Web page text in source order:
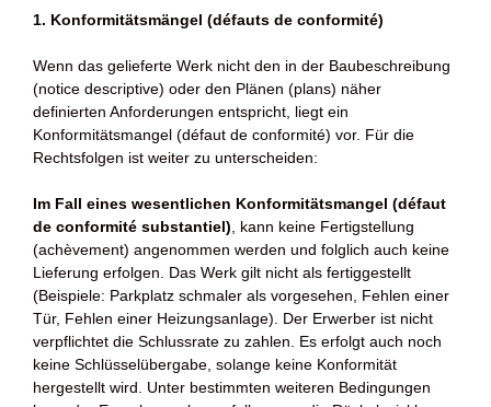
1. Konformitätsmängel (défauts de conformité)
Wenn das gelieferte Werk nicht den in der Baubeschreibung
(notice descriptive) oder den Plänen (plans) näher
definierten Anforderungen entspricht, liegt ein
Konformitätsmangel (défaut de conformité) vor. Für die
Rechtsfolgen ist weiter zu unterscheiden:
Im Fall eines wesentlichen Konformitätsmangel (défaut
de conformité substantiel) , kann keine Fertigstellung
(achèvement) angenommen werden und folglich auch keine
Lieferung erfolgen. Das Werk gilt nicht als fertiggestellt
(Beispiele: Parkplatz schmaler als vorgesehen, Fehlen einer
Tür, Fehlen einer Heizungsanlage). Der Erwerber ist nicht
verpflichtet die Schlussrate zu zahlen. Es erfolgt auch noch
keine Schlüsselübergabe, solange keine Konformität
hergestellt wird. Unter bestimmten weiteren Bedingungen